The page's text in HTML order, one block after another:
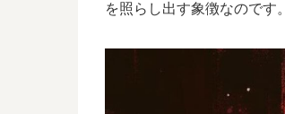
を照らし出す象徴なのです。